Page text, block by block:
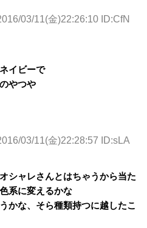
03/11(金)22:26:10 ID:CfN
イビーで
やつや
03/11(金)22:28:57 ID:sLA
シャレさんとはちゃうから当た
系に変えるかな
かな、そら種類持つに越したこ